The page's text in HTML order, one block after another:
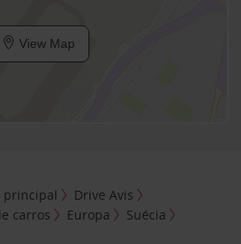
View Map
principal
Drive Avis
carros
Europa
Suécia